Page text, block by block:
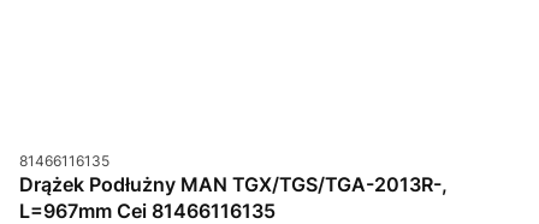
Kod produktu
81466116135
Drążek Podłużny MAN TGX/TGS/TGA-2013R-,
L=967mm Cei 81466116135